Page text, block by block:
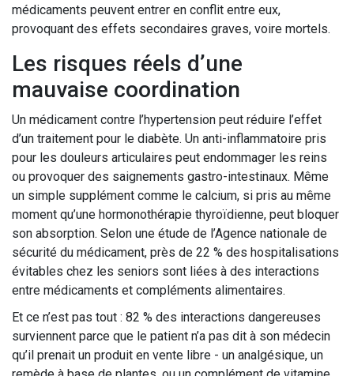
médicaments peuvent entrer en conflit entre eux,
provoquant des effets secondaires graves, voire mortels.
Les risques réels d’une
mauvaise coordination
Un médicament contre l’hypertension peut réduire l’effet
d’un traitement pour le diabète. Un anti-inflammatoire pris
pour les douleurs articulaires peut endommager les reins
ou provoquer des saignements gastro-intestinaux. Même
un simple supplément comme le calcium, si pris au même
moment qu’une hormonothérapie thyroïdienne, peut bloquer
son absorption. Selon une étude de l’Agence nationale de
sécurité du médicament, près de 22 % des hospitalisations
évitables chez les seniors sont liées à des interactions
entre médicaments et compléments alimentaires.
Et ce n’est pas tout : 82 % des interactions dangereuses
surviennent parce que le patient n’a pas dit à son médecin
qu’il prenait un produit en vente libre - un analgésique, un